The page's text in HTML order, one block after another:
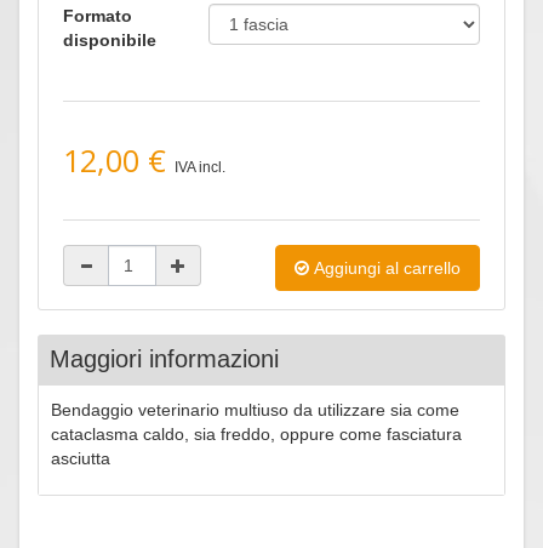
Formato
disponibile
12,00 € IVA incl.
Aggiungi al carrello
Maggiori informazioni
Bendaggio veterinario multiuso da utilizzare sia come
cataclasma caldo, sia freddo, oppure come fasciatura
asciutta